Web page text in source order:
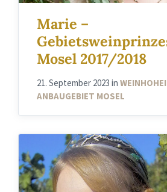
Marie –
Mosel 2017/2018
21. September 2023 in
ANBAUGEBIET MOSEL